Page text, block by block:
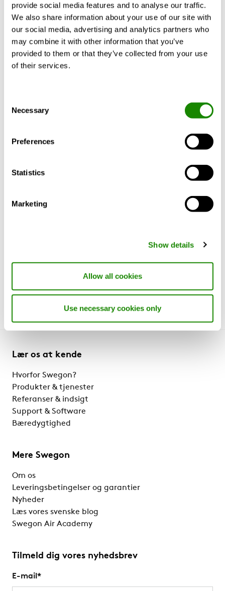
provide social media features and to analyse our traffic.
We also share information about your use of our site with
our social media, advertising and analytics partners who
may combine it with other information that you’ve
provided to them or that they’ve collected from your use
of their services.
Selection
Necessary
Preferences
Statistics
Marketing
Show details
Allow all cookies
Use necessary cookies only
BEREGN MED DINE KRAV
Produktbeskrivelse
Beregnet til måling af komfortventilation.
undgås.
Lær os at kende
Hvorfor Swegon?
Produkter & tjenester
Referanser & indsigt
Support & Software
Bæredygtighed
Mere Swegon
Om os
Leveringsbetingelser og garantier
Nyheder
Læs vores svenske blog
Swegon Air Academy
Tilmeld dig vores nyhedsbrev
E-mail *